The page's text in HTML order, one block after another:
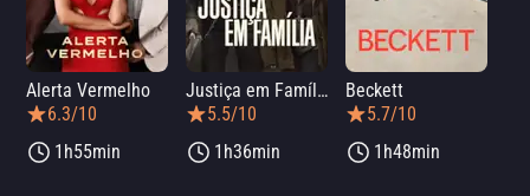
Alerta Vermelho
6.3/10
1h55min
Justiça em Família
5.5/10
1h36min
Beckett
5.7/10
1h48min